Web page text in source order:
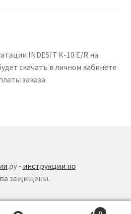
INDESIT K-10 E/R на
скачать в личном кабинете
заказа.
.ру - инструкции по
защищены.